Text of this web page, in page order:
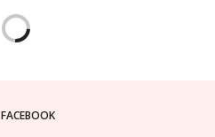
FACEBOOK